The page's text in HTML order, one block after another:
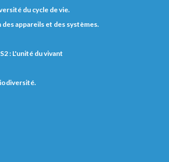
du cycle de vie.
appareils et des systèmes.
: L'unité du vivant